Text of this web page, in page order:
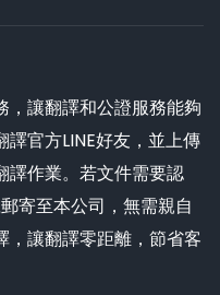
，讓翻譯和公證服務能夠
官方LINE好友，並上傳
譯作業。若文件需要認
寄至本公司，無需親自
，讓翻譯零距離，節省客